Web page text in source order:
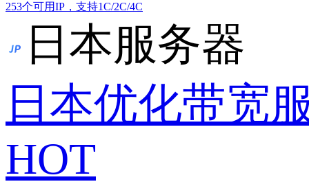
253个可用IP，支持1C/2C/4C
日本服务器
日本优化带宽
HOT